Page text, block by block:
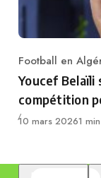
Category
Football en
Youcef Belaïli
compétition
Publié
10 mars 20261